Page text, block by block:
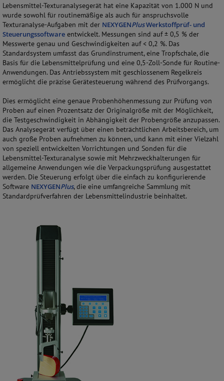
Lebensmittel-Texturanalysegerät hat eine Kapazität von 1.000 N und
wurde sowohl für routinemäßige als auch für anspruchsvolle
Texturanalyse-Aufgaben mit der NEXYGENPlusWerkstoffprüf- und
Steuerungssoftware entwickelt. Messungen sind auf ± 0,5 % der
Messwerte genau und Geschwindigkeiten auf < 0,2 %. Das
Standardsystem umfasst das Grundinstrument, eine Tropfschale, die
Basis für die Lebensmittelprüfung und eine 0,5-Zoll-Sonde für Routine-
Anwendungen. Das Antriebssystem mit geschlossenem Regelkreis
ermöglicht die präzise Gerätesteuerung während des Prüfvorgangs.
Dies ermöglicht eine genaue Probenhöhenmessung zur Prüfung von
Proben auf einen Prozentsatz der Originalgröße mit der Möglichkeit,
die Testgeschwindigkeit in Abhängigkeit der Probengröße anzupassen.
Das Analysegerät verfügt über einen beträchtlichen Arbeitsbereich, um
auch große Proben aufnehmen zu können, und kann mit einer Vielzahl
von speziell entwickelten Vorrichtungen und Sonden für die
Lebensmittel-Texturanalyse sowie mit Mehrzweckhalterungen für
allgemeine Anwendungen wie die Verpackungsprüfung ausgestattet
werden. Die Steuerung erfolgt über die einfach zu konfigurierende
Software NEXYGENPlus, die eine umfangreiche Sammlung mit
Standardprüfverfahren der Lebensmittelindustrie beinhaltet.